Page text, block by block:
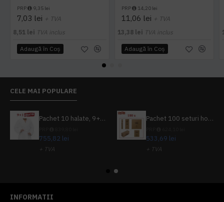
PRP 9,35 lei
7,03 lei + TVA
8,51 lei TVA inclus
Adaugă în Coş
PRP 14,20 lei
11,06 lei + TVA
13,38 lei TVA inclus
Adaugă în Coş
CELE MAI POPULARE
Pachet 10 halate, 9+1 gratuit
755,82 lei
+ TVA
Pachet 100 seturi hoteliere, set dentar, set barbierit, casca de dus, pila unghii, set cusut
533,69 lei
+ TVA
INFORMATII